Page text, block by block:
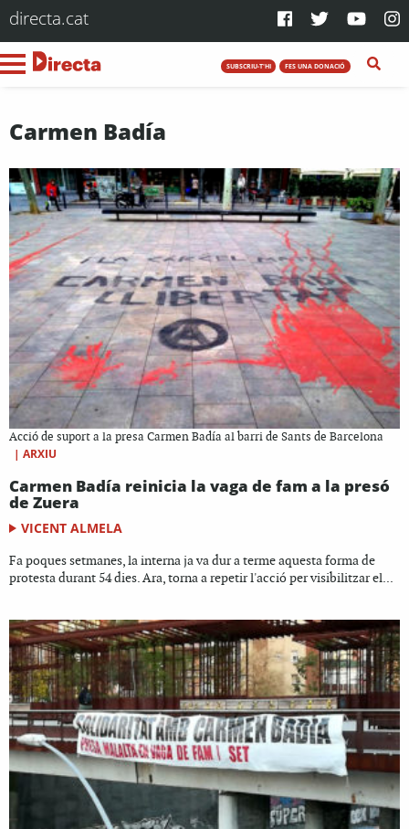
directa.cat
SUBSCRIU-T'HI FES UNA DONACIÓ
Carmen Badía
Acció de suport a la presa Carmen Badía al barri de Sants de Barcelona
| ARXIU
Carmen Badía reinicia la vaga de fam a la presó
de Zuera
VICENT ALMELA
Fa poques setmanes, la interna ja va dur a terme aquesta forma de
protesta durant 54 dies. Ara, torna a repetir l'acció per visibilitzar el...